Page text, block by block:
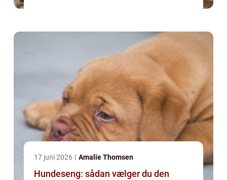
17 juni 2026 Amalie Thomsen
Hundeseng: sådan vælger du den